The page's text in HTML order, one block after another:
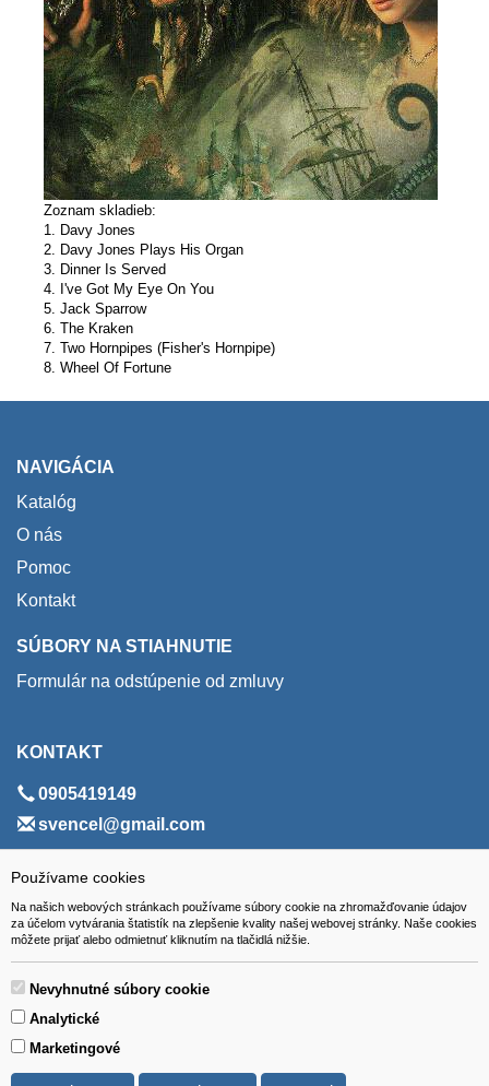
Používame cookies
Na našich webových stránkach používame súbory cookie na zhromažďovanie údajov
za účelom vytvárania štatistík na zlepšenie kvality našej webovej stránky. Naše cookies
môžete prijať alebo odmietnuť kliknutím na tlačidlá nižšie.
Nevyhnutné súbory cookie
Analytické
Marketingové
Zoznam skladieb:
1. Davy Jones
2. Davy Jones Plays His Organ
3. Dinner Is Served
4. I've Got My Eye On You
5. Jack Sparrow
6. The Kraken
7. Two Hornpipes (Fisher's Hornpipe)
8. Wheel Of Fortune
NAVIGÁCIA
Katalóg
O nás
Pomoc
Kontakt
SÚBORY NA STIAHNUTIE
Formulár na odstúpenie od zmluvy
KONTAKT
0905419149
svencel@gmail.com
ADRESA
VEST - tech s.r.o.
Hviezdoslavova 280/6, 965 01 Žiar nad Hronom
Slovakia (Slovak Republic)